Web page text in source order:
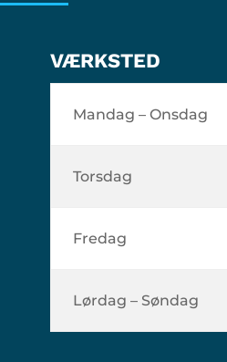
VÆRKSTED
Mandag – Onsdag
Torsdag
Fredag
Lørdag – Søndag